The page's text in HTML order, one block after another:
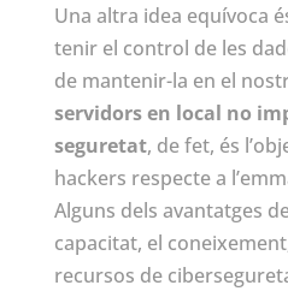
Una altra idea equívoca
tenir el control de les
de mantenir-la en el
servidors en local no
seguretat, de fet, és
hackers respecte a
Alguns dels avantatges
capacitat, el
recursos de